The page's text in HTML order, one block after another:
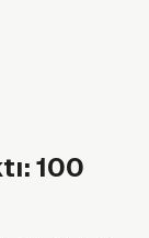
100